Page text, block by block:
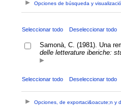
Opciones de búsqueda y
Seleccionar todo Deseleccionar todo
Samonà, C. (1981). Una
delle letterature iberiche:
Seleccionar todo Deseleccionar todo
Opciones, de exportaci&oacute;n y